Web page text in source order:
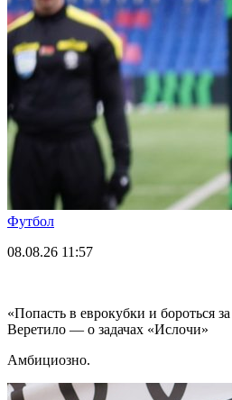
Футбол
08.08.26 11:57
«Попасть в еврокубки и бороться
Веретило — о задачах «Ислочи»
Амбициозно.